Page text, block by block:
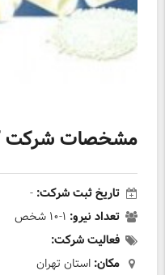
مشخصات شرکت
تاریخ ثبت شرکت: -
تعداد نیرو: ۱-۱۰ شخص
فعالیت شرکت:
مکان: استان تهران